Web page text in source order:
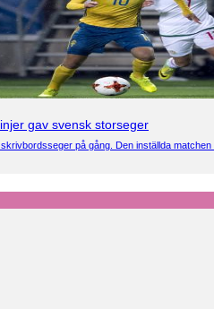
gav svensk storseger
på gång. Den inställda